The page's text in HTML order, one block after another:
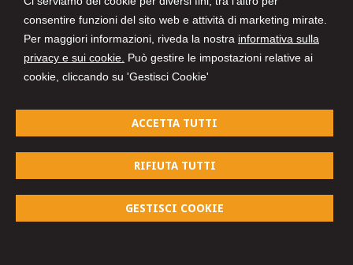
consentire funzioni del sito web e attività di marketing mirate.
Per maggiori informazioni, riveda la nostra informativa sulla
privacy e sui cookie. Può gestire le impostazioni relative ai
cookie, cliccando su 'Gestisci Cookie'
ACCETTA TUTTI
RIFIUTA TUTTI
GESTISCI COOKIE
Venezia
AI Act: ok definitivo ai decreti su governance e attività di polizia. Il
Cdm vara la riforma del sistema 231
STUDIO LEGALE GAETA
Avv. Alessandro Gaeta
Belvedere M.mo 87021,CS
Tel.0985.82478 / 3356397300 Email: segreteria@studiolegalegaeta.it Pec:
studiolegalegaeta@pec.giuffre.it